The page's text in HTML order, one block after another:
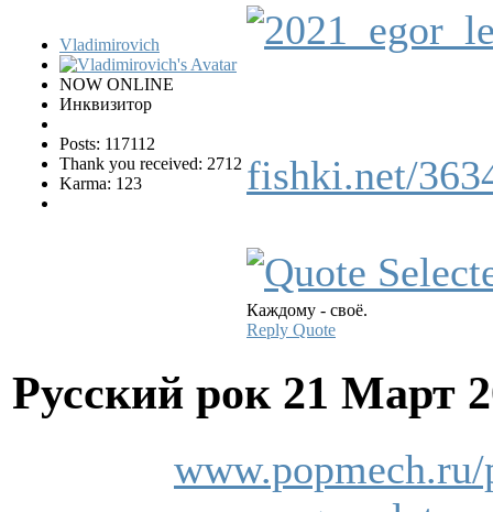
Vladimirovich
NOW ONLINE
Инквизитор
Posts: 117112
Thank you received: 2712
Karma: 123
fishki.net/
Каждому - своё.
Reply Quote
Русский рок 21 Март